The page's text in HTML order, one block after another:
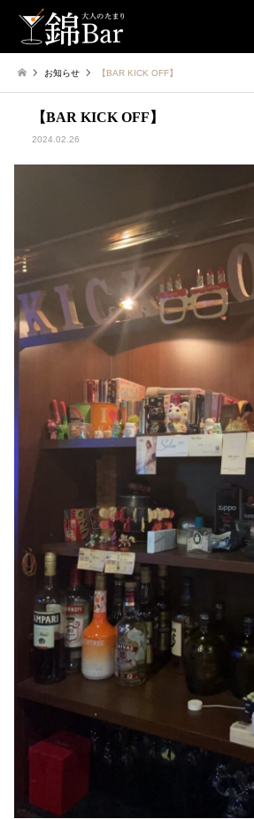
お知らせ 【BAR KICK OFF】
【BAR KICK OFF】
2024.02.26